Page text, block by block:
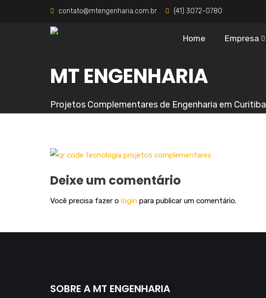
contato@mtengenharia.com.br (41) 3072-0780
Home Empresa
MT ENGENHARIA
Projetos Complementares de Engenharia em Curitiba
Deixe um comentário
Você precisa fazer o login para publicar um comentário.
SOBRE A MT ENGENHARIA